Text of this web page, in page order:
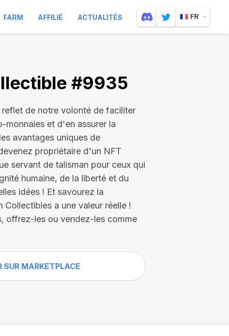
FARM AFFILIÉ ACTUALITÉS FR
#9935
de notre volonté de faciliter
et d'en assurer la
avantages uniques de
propriétaire d'un NFT
servant de talisman pour ceux qui
humaine, de la liberté et du
idées ! Et savourez la
a une valeur réelle !
offrez-les ou vendez-les comme
SUR MARKETPLACE